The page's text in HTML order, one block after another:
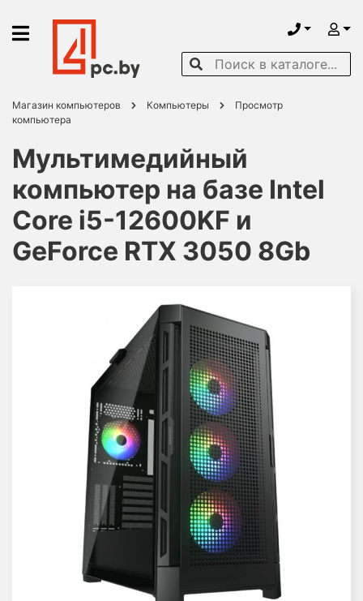
Магазин компьютеров Компьютеры
Просмотр
компьютера
Мультимедийный
компьютер на базе Intel
Core i5-12600KF и
GeForce RTX 3050 8Gb